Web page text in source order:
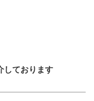
しております